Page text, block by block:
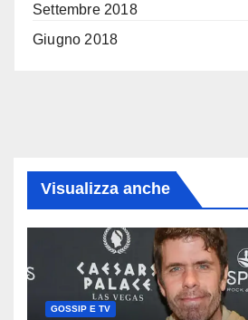
Settembre 2018
Giugno 2018
Visualizza anche
GOSSIP E TV